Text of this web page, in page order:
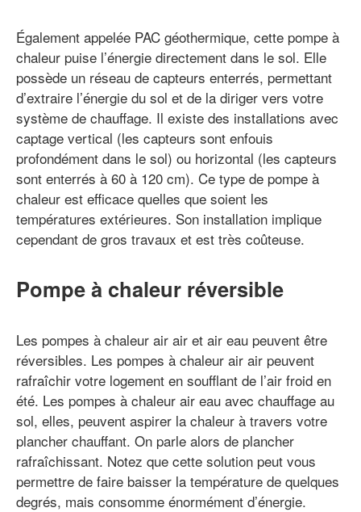
Également appelée PAC géothermique, cette pompe à
chaleur puise l’énergie directement dans le sol. Elle
possède un réseau de capteurs enterrés, permettant
d’extraire l’énergie du sol et de la diriger vers votre
système de chauffage. Il existe des installations avec
captage vertical (les capteurs sont enfouis
profondément dans le sol) ou horizontal (les capteurs
sont enterrés à 60 à 120 cm). Ce type de pompe à
chaleur est efficace quelles que soient les
températures extérieures. Son installation implique
cependant de gros travaux et est très coûteuse.
Pompe à chaleur réversible
Les pompes à chaleur air air et air eau peuvent être
réversibles. Les pompes à chaleur air air peuvent
rafraîchir votre logement en soufflant de l’air froid en
été. Les pompes à chaleur air eau avec chauffage au
sol, elles, peuvent aspirer la chaleur à travers votre
plancher chauffant. On parle alors de plancher
rafraîchissant. Notez que cette solution peut vous
permettre de faire baisser la température de quelques
degrés, mais consomme énormément d’énergie.